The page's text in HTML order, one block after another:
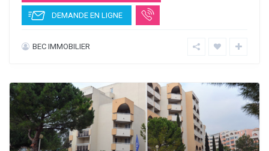
PROBY
à partir de 660 €/mois